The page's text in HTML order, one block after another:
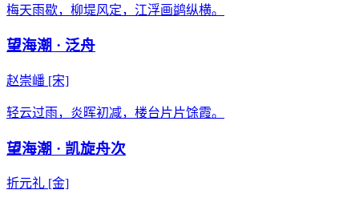
梅天雨歇，柳堤风定，江浮画鹢纵横。
望海潮 · 泛舟
赵崇嶓 [宋]
轻云过雨，炎晖初减，楼台片片馀霞。
望海潮 · 凯旋舟次​
折元礼 [金]